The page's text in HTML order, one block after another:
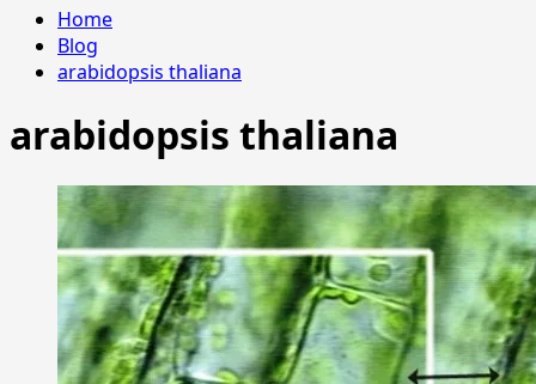
Home
Blog
arabidopsis thaliana
arabidopsis thaliana